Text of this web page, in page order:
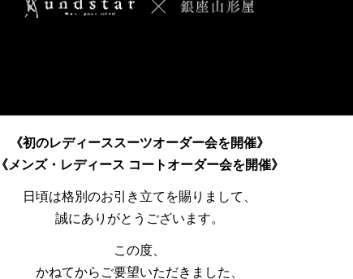
《初のレディーススーツオーダー会を開催》
《メンズ・レディース コートオーダー会を開催》
日頃は格別のお引き立てを賜りまして、
誠にありがとうございます。
この度、
かねてからご要望いただきました、